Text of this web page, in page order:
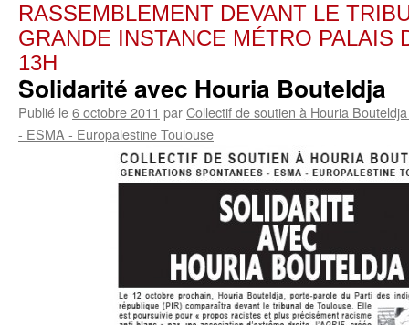
RASSEMBLEMENT DEVANT LE
GRANDE INSTANCE MÉTRO PALAIS
13H
Solidarité avec Houria Bouteldja
Publié le6 octobre 2011 parCollectif de soutien à Houria
- ESMA - Europalestine Toulouse